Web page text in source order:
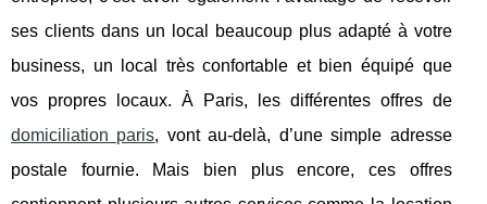
ses clients dans un local beaucoup plus adapté à votre
business, un local très confortable et bien équipé que
vos propres locaux. À Paris, les différentes offres de
domiciliation paris, vont au-delà, d’une simple adresse
postale fournie. Mais bien plus encore, ces offres